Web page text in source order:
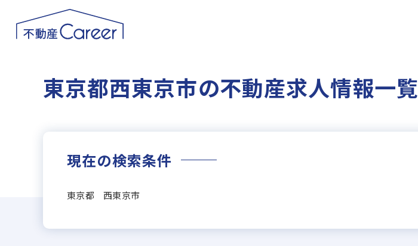
東京都西東京市の不動産求人情報一覧
現在の検索条件
東京都 西東京市